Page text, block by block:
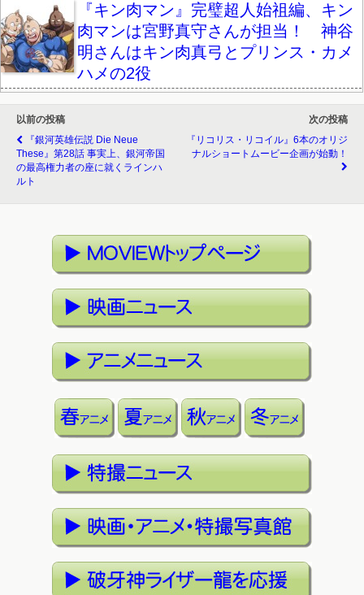
『キン肉マン』完璧超人始祖編、キン
肉マンは宮野真守さんが担当！ 神谷
明さんはキン肉真弓とプリンス・カメ
ハメの2役
以前の投稿
『銀河英雄伝説 Die Neue
These』第28話 事実上、銀河帝国
の最高権力者の座に就くラインハ
ルト
次の投稿
『リコリス・リコイル』6本のオリジ
ナルショートムービー企画が始動！